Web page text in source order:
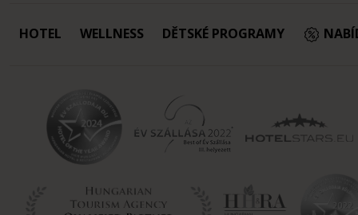
HOTEL WELLNESS DĚTSKÉ PROGRAMY